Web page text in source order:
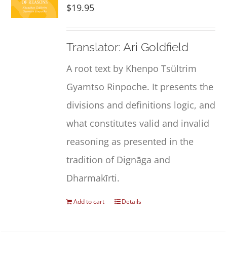
$19.95
Translator: Ari Goldfield
A root text by Khenpo Tsültrim
Gyamtso Rinpoche. It presents the
divisions and definitions logic, and
what constitutes valid and invalid
reasoning as presented in the
tradition of Dignāga and
Dharmakīrti.
Add to cart Details